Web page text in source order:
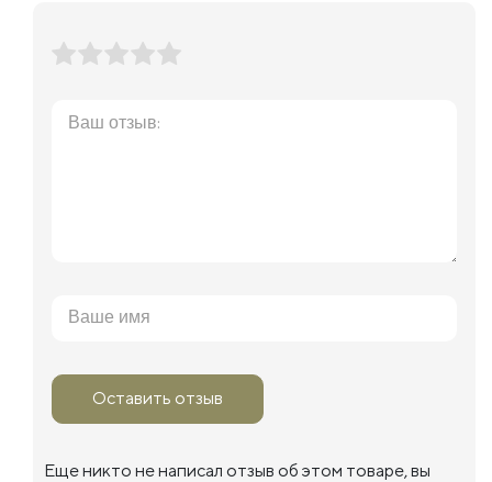
Оставить отзыв
Еще никто не написал отзыв об этом товаре, вы